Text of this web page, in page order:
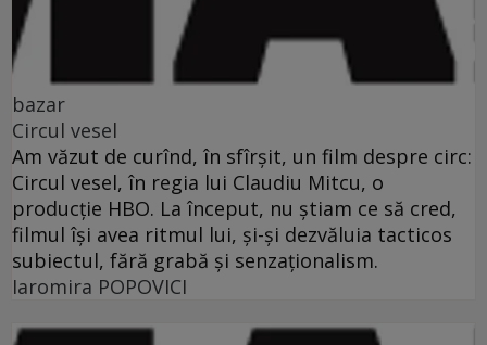
bazar
Circul vesel
Am văzut de curînd, în sfîrşit, un film despre circ:
Circul vesel, în regia lui Claudiu Mitcu, o
producţie HBO. La început, nu ştiam ce să cred,
filmul îşi avea ritmul lui, şi-şi dezvăluia tacticos
subiectul, fără grabă şi senzaţionalism.
Iaromira POPOVICI